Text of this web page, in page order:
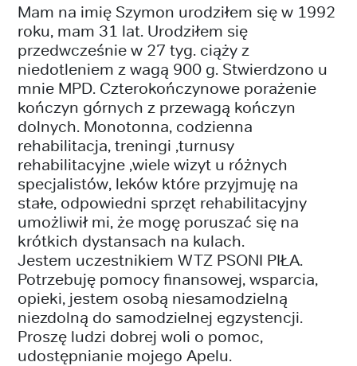
Mam na imię Szymon urodziłem się w 1992
roku, mam 31 lat. Urodziłem się
przedwcześnie w 27 tyg. ciąży z
niedotleniem z wagą 900 g. Stwierdzono u
mnie MPD. Czterokończynowe porażenie
kończyn górnych z przewagą kończyn
dolnych. Monotonna, codzienna
rehabilitacja, treningi ,turnusy
rehabilitacyjne ,wiele wizyt u różnych
specjalistów, leków które przyjmuję na
stałe, odpowiedni sprzęt rehabilitacyjny
umożliwił mi, że mogę poruszać się na
krótkich dystansach na kulach.
Jestem uczestnikiem WTZ PSONI PIŁA.
Potrzebuję pomocy finansowej, wsparcia,
opieki, jestem osobą niesamodzielną
niezdolną do samodzielnej egzystencji.
Proszę ludzi dobrej woli o pomoc,
udostępnianie mojego Apelu.